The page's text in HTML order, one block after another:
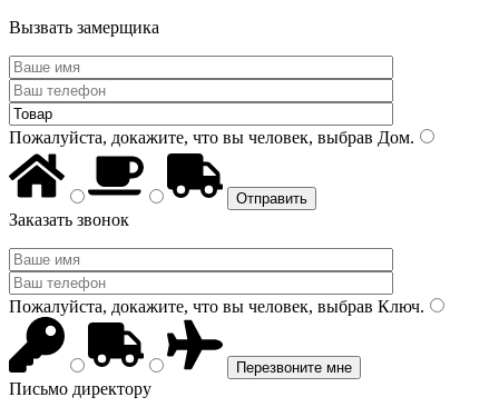
Вызвать замерщика
Пожалуйста, докажите, что вы человек, выбрав Дом.
Заказать звонок
Пожалуйста, докажите, что вы человек, выбрав Ключ.
Письмо директору